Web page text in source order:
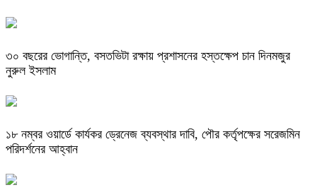
৩০ বছরের ভোগান্তি, বসতভিটা রক্ষায় প্রশাসনের হস্তক্ষেপ চান দিনমজুর
নুরুল ইসলাম
১৮ নম্বর ওয়ার্ডে কার্যকর ড্রেনেজ ব্যবস্থার দাবি, পৌর কর্তৃপক্ষের সরেজমিন
পরিদর্শনের আহ্বান